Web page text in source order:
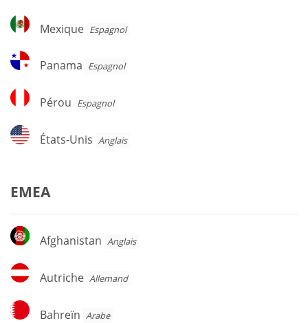
Mexique
Mexique Espagnol
Panama
Panama Espagnol
Pérou
Pérou Espagnol
États-
Unis
États-Unis Anglais
EMEA
Afghanistan
Afghanistan Anglais
Autriche
Autriche Allemand
Bahreïn
Bahreïn Arabe